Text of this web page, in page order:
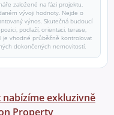
založené na fázi projektu,
vývoji hodnoty. Nejde o
výnos. Skutečná budoucí
podlaží, orientaci, terase,
je vhodné průběžně kontrolovat
dokončených nemovitostí.
exkluzivně
Property